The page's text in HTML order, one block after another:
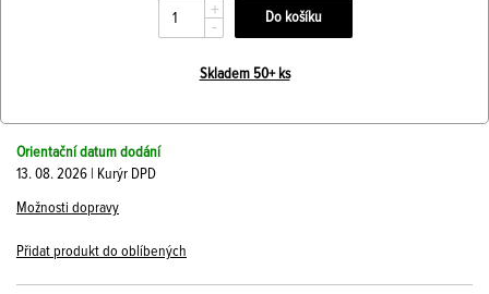
+
-
Skladem 50+ ks
Orientační datum dodání
13. 08. 2026 | Kurýr DPD
Možnosti dopravy
Přidat produkt do oblíbených